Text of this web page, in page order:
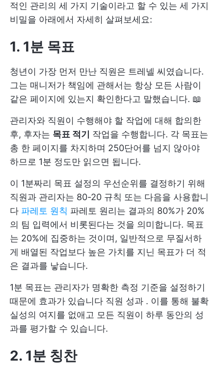
적인 관리의 세 가지 기술이라고 할 수 있는 세 가지
비밀을 아래에서 자세히 살펴보세요:
1. 1분 목표
청년이 가장 먼저 만난 직원은 트레넬 씨였습니다.
그는 매니저가 책임에 관해서는 항상 모든 사람이
같은 페이지에 있는지 확인한다고 말했습니다. 📖
관리자와 직원이 수행해야 할 작업에 대해 합의한
후, 후자는 목표 적기
작업을 수행합니다. 각 목표는
총 한 페이지를 차지하며 250단어를 넘지 않아야
하므로 1분 정도만 읽으면 됩니다.
이 1분짜리 목표 설정의 우선순위를 결정하기 위해
직원과 관리자는 80-20 규칙 또는 다음을 사용합니
다 파레토 원칙 파레토 원리는 결과의 80%가 20%
의 팀 입력에서 비롯된다는 것을 의미합니다. 목표
는 20%에 집중하는 것이며, 일반적으로 무질서하
게 배열된 작업보다 높은 가치를 지닌 목표가 더 적
은 결과를 낳습니다.
1분 목표는 관리자가 명확한 측정 기준을 설정하기
때문에 효과가 있습니다 직원 성과 . 이를 통해 불확
실성의 여지를 없애고 모든 직원이 하루 동안의 성
과를 평가할 수 있습니다.
2. 1분 칭찬